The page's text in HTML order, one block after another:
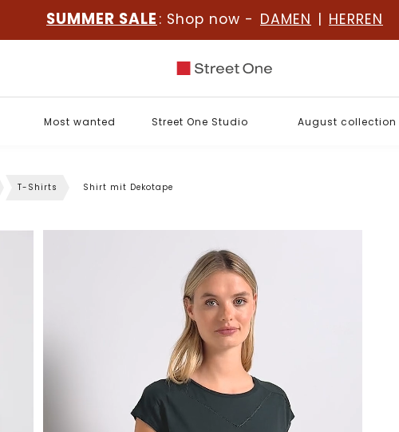
SUMMER SALE : Shop now - DAMEN | HERREN
Most wanted Street One Studio August collection
T-Shirts Shirt mit Dekotape